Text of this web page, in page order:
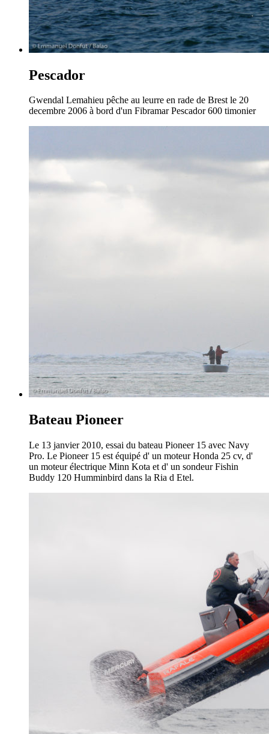
Pescador
Gwendal Lemahieu pêche au leurre en rade de Brest le 20
decembre 2006 à bord d'un Fibramar Pescador 600 timonier
Bateau Pioneer
Le 13 janvier 2010, essai du bateau Pioneer 15 avec Navy
Pro. Le Pioneer 15 est équipé d' un moteur Honda 25 cv, d'
un moteur électrique Minn Kota et d' un sondeur Fishin
Buddy 120 Humminbird dans la Ria d Etel.